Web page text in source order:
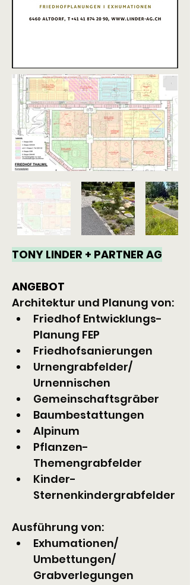
TONY LINDER + PARTNER AG
ANGEBOT
Architektur und Planung von:
Friedhof Entwicklungs-
Planung FEP
Friedhofsanierungen
Urnengrabfelder/
Urnennischen
Gemeinschaftsgräber
Baumbestattungen
Alpinum
Pflanzen-
Themengrabfelder
Kinder-
Sternenkindergrabfelder
Ausführung von:
Exhumationen/
Umbettungen/
Grabverlegungen